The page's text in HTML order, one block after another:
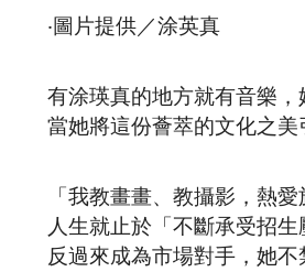
‧圖片提供／涂英真
有涂瑛真的地方就有音樂
當她將這份薈萃的文化之
「我教畫畫、教攝影，熱
人生就止於「不斷承受招
反過來成為市場對手，她